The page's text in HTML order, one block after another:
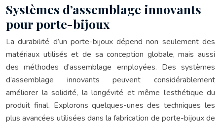
Systèmes d’assemblage innovants
pour porte-bijoux
La durabilité d’un porte-bijoux dépend non seulement des
matériaux utilisés et de sa conception globale, mais aussi
des méthodes d’assemblage employées. Des systèmes
d’assemblage innovants peuvent considérablement
améliorer la solidité, la longévité et même l’esthétique du
produit final. Explorons quelques-unes des techniques les
plus avancées utilisées dans la fabrication de porte-bijoux de